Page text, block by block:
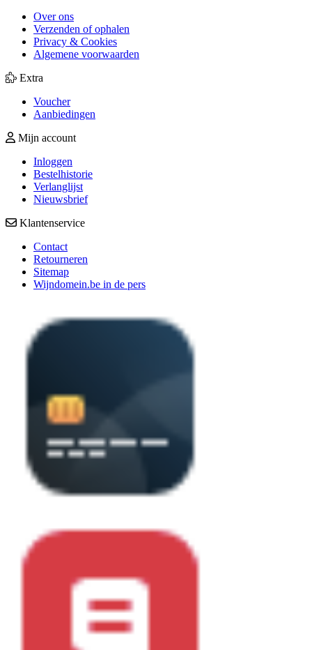
Over ons
Verzenden of ophalen
Privacy & Cookies
Algemene voorwaarden
Extra
Voucher
Aanbiedingen
Mijn account
Inloggen
Bestelhistorie
Verlanglijst
Nieuwsbrief
Klantenservice
Contact
Retourneren
Sitemap
Wijndomein.be in de pers